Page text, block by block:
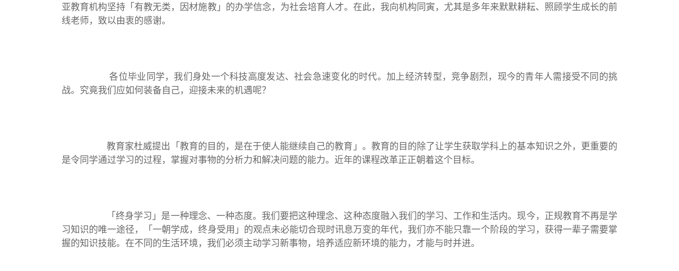
亚教育机构坚持「有教无类，因材施教」的办学信念，为社会培育人才。在此，我向机构同寅，尤其是多年来默默耕耘、照顾学生成长的前
线老师，致以由衷的感谢。
各位毕业同学，我们身处一个科技高度发达、社会急速变化的时代。加上经济转型，竞争剧烈，现今的青年人需接受不同的挑
战。究竟我们应如何装备自己，迎接未来的机遇呢？
教育家杜威提出「教育的目的，是在于使人能继续自己的教育」。教育的目的除了让学生获取学科上的基本知识之外，更重要的
是令同学通过学习的过程，掌握对事物的分析力和解决问题的能力。近年的课程改革正正朝着这个目标。
「终身学习」是一种理念、一种态度。我们要把这种理念、这种态度融入我们的学习、工作和生活内。现今，正规教育不再是学
习知识的唯一途径，「一朝学成，终身受用」的观点未必能切合现时讯息万变的年代，我们亦不能只靠一个阶段的学习，获得一辈子需要掌
握的知识技能。在不同的生活环境，我们必须主动学习新事物，培养适应新环境的能力，才能与时并进。